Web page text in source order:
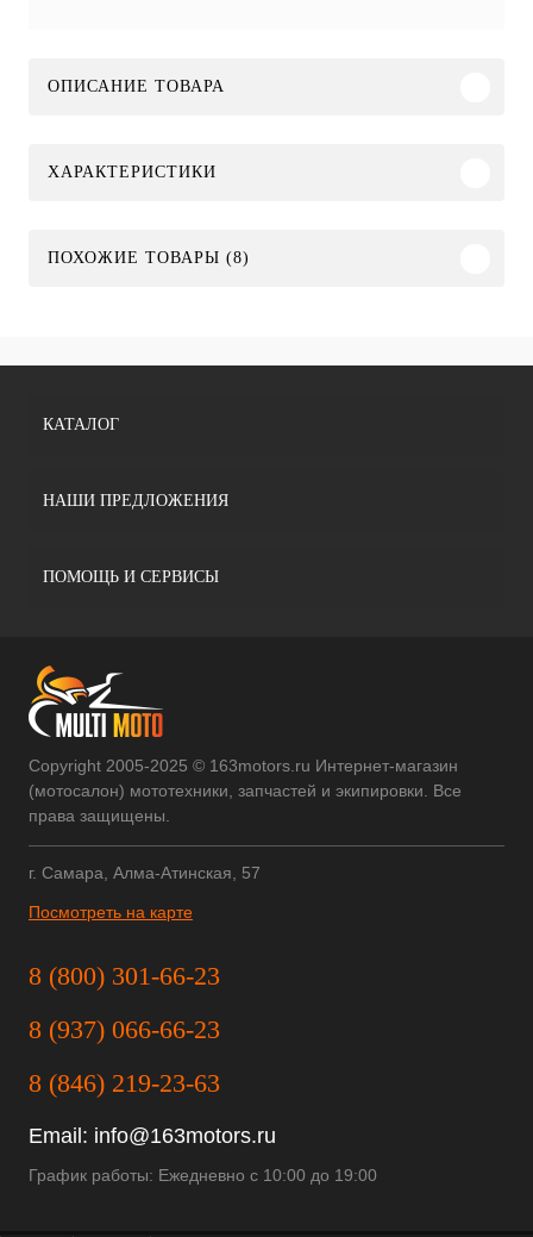
ОПИСАНИЕ ТОВАРА
ХАРАКТЕРИСТИКИ
ПОХОЖИЕ ТОВАРЫ (8)
КАТАЛОГ
НАШИ ПРЕДЛОЖЕНИЯ
ПОМОЩЬ И СЕРВИСЫ
Copyright 2005-2025 © 163motors.ru Интернет-магазин
(мотосалон) мототехники, запчастей и экипировки. Все
права защищены.
г. Самара, Алма-Атинская, 57
Посмотреть на карте
8 (800) 301-66-23
8 (937) 066-66-23
8 (846) 219-23-63
Email: info@163motors.ru
График работы: Ежедневно с 10:00 до 19:00